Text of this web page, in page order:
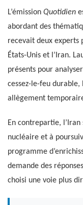
L’émission Quotidien
abordant des
recevait deux experts
États-Unis et l’Iran.
présents pour
cessez-le-feu
allègement
En contrepartie, l’Iran
nucléaire et à
programme
demande des
choisi une voie plus